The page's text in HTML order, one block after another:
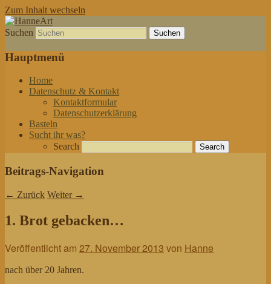
Zum Inhalt wechseln
HanneArt
von allem etwas
Suchen
Hauptmenü
Home
Datenschutz & Kontakt
Kontaktformular
Datenschutzerklärung
Basteln
Sucht ihr was?
Search
Beitrags-Navigation
← Zurück Weiter →
1. Brot gebacken…
Veröffentlicht am 27. November 2013 von Hanne
nach über 20 Jahren.